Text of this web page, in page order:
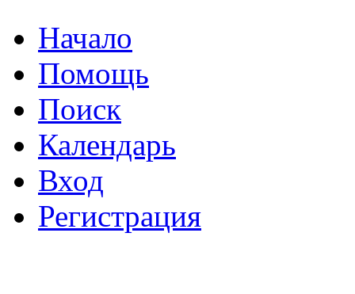
Начало
Помощь
Поиск
Календарь
Вход
Регистрация